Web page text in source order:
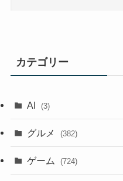
カテゴリー
AI (3)
グルメ (382)
ゲーム (724)